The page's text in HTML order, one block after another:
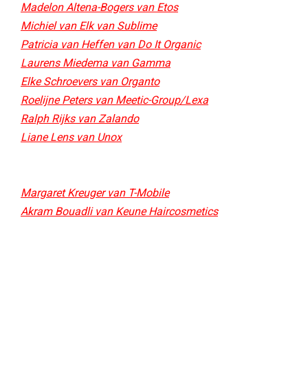
Madelon Altena-Bogers van Etos​
Michiel van Elk van Sublime​
Patricia van Heffen van Do It Organic​
Laurens Miedema van Gamma
Elke Schroevers van Organto
Roelijne Peters van Meetic-Group/Lexa
Ralph Rijks van Zalando
Liane Lens van Unox
Margaret Kreuger van T-Mobile
Akram Bouadli van Keune Haircosmetics